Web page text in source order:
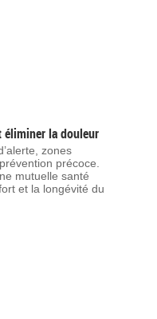
la douleur
zones
précoce.
mutuelle santé
et la longévité du